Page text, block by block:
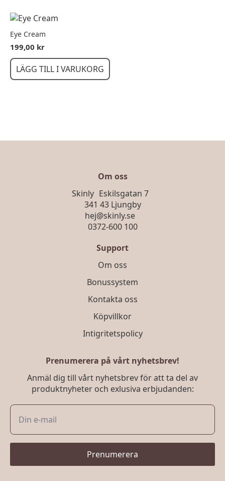
på
produktsidan
har
flera
varianter.
De
olika
alternativen
kan
Eye Cream
199,00 kr
LÄGG TILL I VARUKORG
Om oss
Skinly Eskilsgatan 7
341 43 Ljungby
hej@skinly.se
0372-600 100
Support
Om oss
Bonussystem
Kontakta oss
Köpvillkor
Intigritetspolicy
Prenumerera på vårt nyhetsbrev!
Anmäl dig till vårt nyhetsbrev för att ta del av
produktnyheter och exlusiva erbjudanden:
Prenumerera